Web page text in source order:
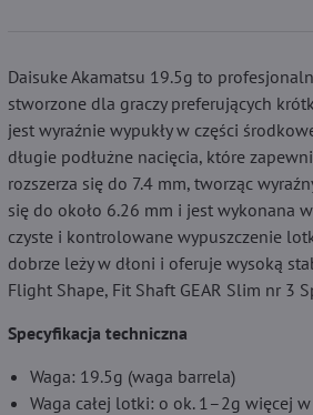
Daisuke Akamatsu 19.5g to
stworzone dla graczy preferujących
jest wyraźnie wypukły w części
długie podłużne nacięcia, które
rozszerza się do 7.4 mm, tworząc
się do około 6.26 mm i jest wykonana
czyste i kontrolowane wypuszczenie
dobrze leży w dłoni i oferuje wysoką
Flight Shape, Fit Shaft GEAR Slim nr 3
Specyfikacja techniczna
Waga: 19.5g (waga barrela)
Waga całej lotki: o ok. 1–2g więcej